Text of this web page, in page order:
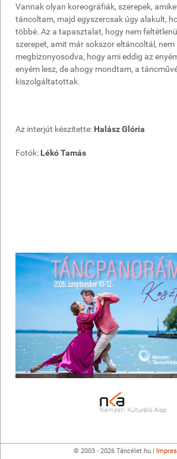
Vannak olyan koreográfiák, szerepek,
táncoltam, majd egyszercsak úgy alakult,
többé. Az a tapasztalat, hogy nem
szerepet, amit már sokszor eltáncoltál, nem
megbizonyosodva, hogy ami eddig az
enyém lesz, de ahogy mondtam, a
kiszolgáltatottak.
Az interjút készítette: Halász Glória
Fotók: Lékó Tamás
© 2003 - 2026 Táncélet.hu |